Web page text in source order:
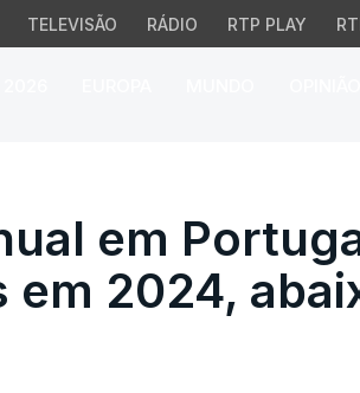
TELEVISÃO RÁDIO RTP PLAY
em
em
em 2024,